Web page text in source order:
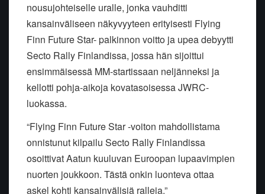
nousujohteiselle uralle, jonka vauhditti
kansainväliseen näkyvyyteen erityisesti Flying
Finn Future Star- palkinnon voitto ja upea debyytti
Secto Rally Finlandissa, jossa hän sijoittui
ensimmäisessä MM-startissaan neljänneksi ja
kellotti pohja-aikoja kovatasoisessa JWRC-
luokassa.
“Flying Finn Future Star -voiton mahdollistama
onnistunut kilpailu Secto Rally Finlandissa
osoittivat Aatun kuuluvan Euroopan lupaavimpien
nuorten joukkoon. Tästä onkin luonteva ottaa
askel kohti kansainvälisiä ralleja.”